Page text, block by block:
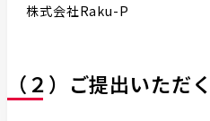
株式会社Raku-P
（２）ご提出いただ